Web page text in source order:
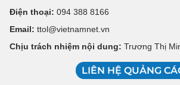
Điện thoại: 094 388 8166
Email: ttol@vietnamnet.vn
Chịu trách nhiệm nội dung: Trương Thị
LIÊN HỆ QUẢNG